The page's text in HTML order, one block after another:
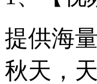
提供海
秋天，